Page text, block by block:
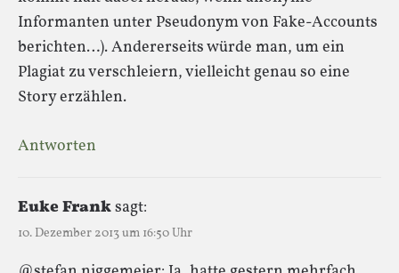
Informanten unter Pseudonym von Fake-Accounts
berichten…). Andererseits würde man, um ein
Plagiat zu verschleiern, vielleicht genau so eine
Story erzählen.
Antworten
Euke Franksagt:
10. Dezember 2013 um 16:50 Uhr